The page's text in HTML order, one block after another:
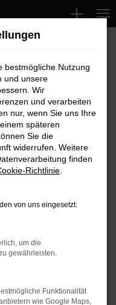
können:
und deine
Beispiel deine
Seiten
in einem
bestmögliche Nutzung
und unsere
Wir
und verarbeiten
nur, wenn Sie uns Ihre
späteren
Sie die
widerrufen. Weitere
finden
Richtlinie
von uns eingesetzt:
um die
gewährleisten.
Funktionalität
wie Google Maps,